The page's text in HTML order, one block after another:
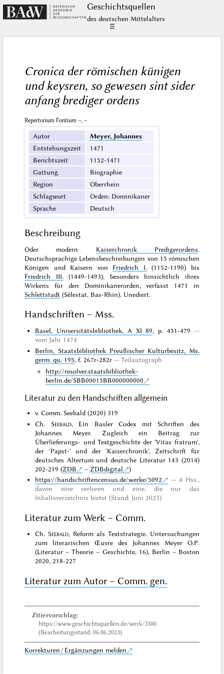
Geschichts­quellen
des deutschen Mittelalters
☰
Cronica der römischen künigen
und keysren, so gewesen sint sider
anfang brediger ordens
Repertorium Fontium –, –
Autor
Meyer, Johannes
Entstehungszeit
1471
Berichtszeit
1152-1471
Gattung
Biographie
Region
Oberrhein
Schlagwort
Orden: Dominikaner
Sprache
Deutsch
Beschreibung
Oder modern Kaiserchronik Predigerordens.
Deutschsprachige Lebensbeschreibungen von 15 römischen
Königen und Kaisern von Friedrich I. (1152-1190) bis
Friedrich III. (1449-1493), besonders hinsichtlich ihres
Wirkens für den Dominikanerorden, verfasst 1471 in
Schlettstadt (Sélestat, Bas-Rhin). Unediert.
Handschriften – Mss.
Basel, Universitätsbibliothek, A XI 89, p. 451-479
vom Jahr 1474
Berlin, Staatsbibliothek Preußischer Kulturbesitz, Ms.
germ. qu. 195, f. 267r-282r
Teilautograph
http://resolver.staatsbibliothek-
berlin.de/SBB00015BB000000000
Literatur zu den Handschriften allgemein
v. Comm. Seebald (2020) 319
Ch. Seebald, Ein Basler Codex mit Schriften des
Johannes Meyer. Zugleich ein Beitrag zur
Überlieferungs- und Textgeschichte der 'Vitas fratrum',
der 'Papst-' und der 'Kaiserchronik', Zeitschrift für
deutsches Altertum und deutsche Literatur 143 (2014)
202-219 (ZDB – ZDBdigital
)
https://handschriftencensus.de/werke/5092
4 Hss.,
davon eine verloren und eine, die nur das
Inhaltsverzeichnis bietet (Stand: Juni 2023)
Literatur zum Werk – Comm.
Ch.Seebald, Reform als Textstrategie. Untersuchungen
zum literarischen Œuvre des Johannes Meyer O.P.
(Literatur – Theorie – Geschichte, 16), Berlin – Boston
2020, 218-227
Literatur zum Autor – Comm. gen.
Zitiervorschlag:
https://www.geschichtsquellen.de/werk/3500
(Bearbeitungsstand: 06.06.2023)
Korrekturen / Ergänzungen melden